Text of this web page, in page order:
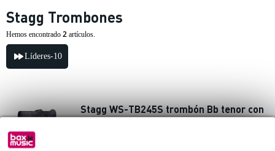
Stagg Trombones
Hemos encontrado 2 artículos.
Líderes-10
Stagg WS-TB245S trombón Bb tenor con
funda incluida